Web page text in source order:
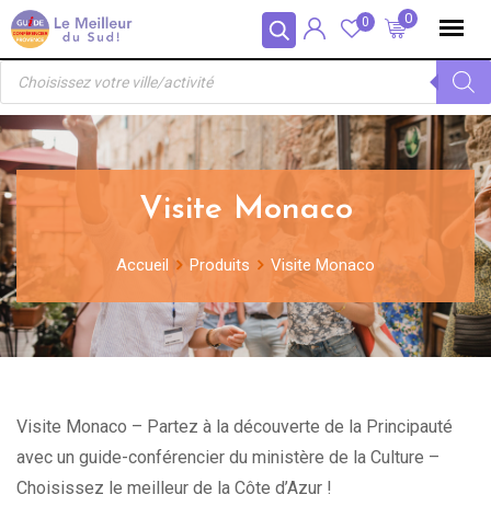
Panneau de gestion des cookies
Skip
to
content
0
0
Recherche
produits
Visite Monaco
Accueil Produits Visite Monaco
Visite Monaco – Partez à la découverte de la Principauté
avec un guide-conférencier du ministère de la Culture –
Choisissez le meilleur de la Côte d’Azur !